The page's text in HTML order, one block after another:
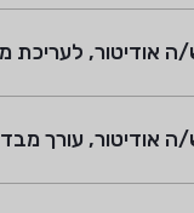
אודיטור, לעריכת
עורך